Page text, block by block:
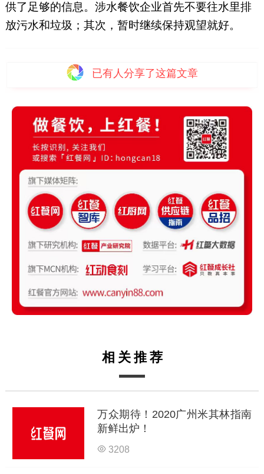
供了足够的信息。涉水餐饮企业首先不要往水里排
放污水和垃圾；其次，暂时继续保持观望就好。
已有 人分享了这篇文章
相关推荐
万众期待！2020广州米其林指南
新鲜出炉！
3208